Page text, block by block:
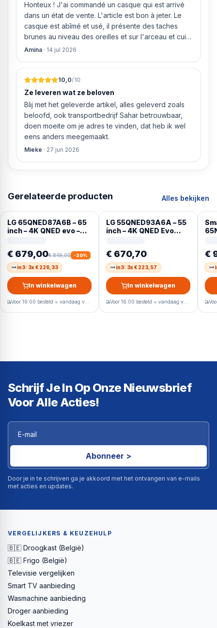
Honteux ! J'ai commandé un casque qui est arrivé
dans un état de vente. L'article est bon à jeter. Le
casque est abîmé et usé, il présente des taches
brunes au niveau des oreilles et sur l'arceau et cuir
qui est craquelé ! Les coussins sont eux « dégonflés
Amina · 14 jul 2026
10,0/10
Ze leveren wat ze beloven
Blij met het geleverde artikel, alles geleverd zoals
beloofd, ook transportbedrijf Sahar betrouwbaar,
doen moeite om je adres te vinden, dat heb ik wel
eens anders meegemaakt.
Mieke · 27 jun 2026
Gerelateerde producten Alles bekijken
LG 65QNED87A6B – 65
inch – 4K QNED evo –
€ 679,00€ 849,00 -20%
in3: 3x € 226,33
In winkelwagen
LG 55QNED93A6A – 55
inch – 4K QNED Evo
€ 670,70
in3: 3x € 223,57
In winkelwagen
€
Schrijf Je In Op Onze Nieuwsbrief
Voor Alle Acties!
Abonneer >
Door je in te schrijven ga je akkoord met het ontvangen van e-mails
met acties en updates.
VERGELIJKERS & KEUZEHULP
🇧🇪 Droogkast (België)
🇧🇪 Frigo (België)
Televisie vergelijken
Smart TV aanbieding
Wasmachine aanbieding
Droger aanbieding
Koelkast met vriezer